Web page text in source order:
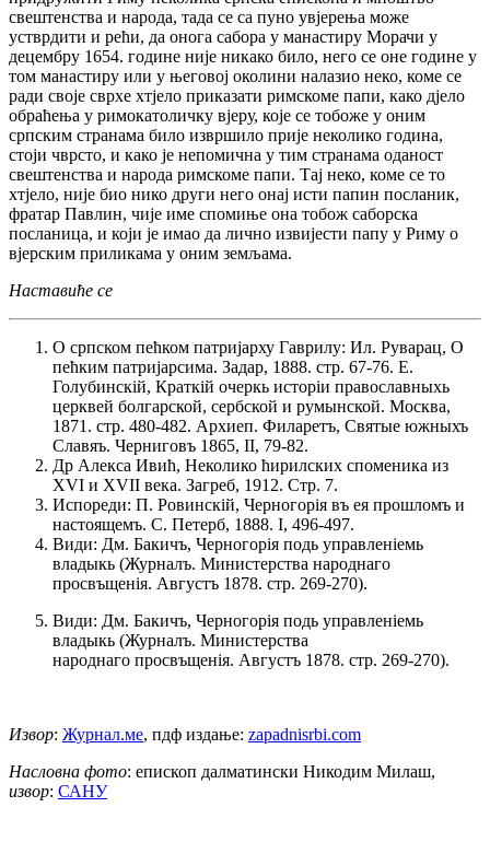
свештенства и народа, тада се са пуно увјерења може
устврдити и рећи, да онога сабора у манастиру Морачи у
децембру 1654. године није никако било, него се оне године у
том манастиру или у његовој околини налазио неко, коме се
ради своје сврхе хтјело приказати римскоме папи, како дјело
обраћења у римокатоличку вјеру, које се тобоже у оним
српским странама било извршило прије неколико година,
стоји чврсто, и како је непомична у тим странама оданост
свештенства и народа римскоме папи. Тај неко, коме се то
хтјело, није био нико други него онај исти папин посланик,
фратар Павлин, чије име спомиње она тобож саборска
посланица, и који је имао да лично извијести папу у Риму о
вјерским приликама у оним земљама.
Наставиће се
О српском пећком патријарху Гаврилу: Ил. Руварац, О
пећким патријарсима. Задар, 1888. стр. 67-76. Е.
Голубинскій, Краткій очеркь исторіи православныхь
церквей болгарской, сербской и румынской. Москва,
1871. стр. 480-482. Архиеп. Филаретъ, Святые южныхъ
Славяъ. Черниговъ 1865, II, 79-82.
Др Алекса Ивић, Неколико ћирилских споменика из
XVI и XVII века. Загреб, 1912. Стр. 7.
Испореди: П. Ровинскій, Черногорія въ ея прошломъ и
настоящемъ. С. Петерб, 1888. I, 496-497.
Види: Дм. Бакичъ, Черногорія подь управленіемь
владыкь (Журналъ. Министерства народнаго
просвъщенія. Августъ 1878. стр. 269-270).
Види: Дм. Бакичъ, Черногорія подь управленіемь
владыкь (Журналъ. Министерства
народнаго просвъщенія. Августъ 1878. стр. 269-270).
Извор: Журнал.ме, пдф издање: zapadnisrbi.com
Насловна фото: епископ далматински Никодим Милаш,
извор: САНУ